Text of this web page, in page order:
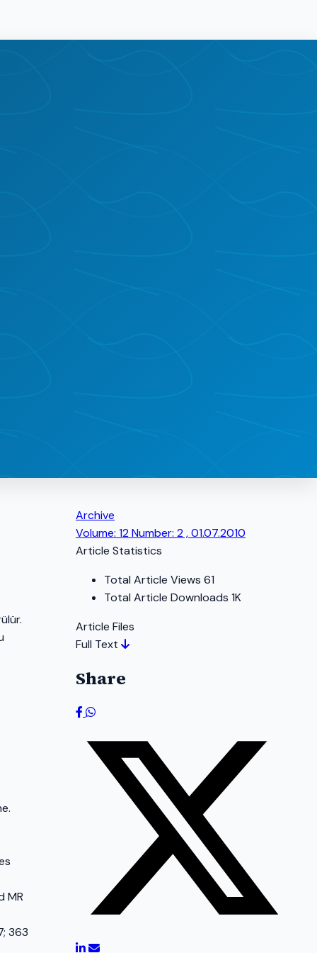
MR
363
Archive
Volume: 12 Number: 2 , 01.07.2010
Article Statistics
Total Article Views 61
Total Article Downloads 1K
Article Files
Full Text
Share